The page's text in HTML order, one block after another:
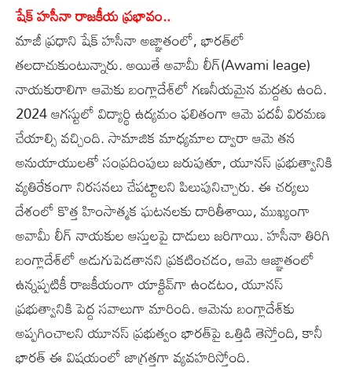
షేక్‌ హసీనా రాజకీయ ప్రభావం..
మాజీ ప్రధాని షేక్‌ హసీనా అజ్ఞాతంలో, భారత్‌లో
తలదాచుకుంటున్నారు. అయితే అవామీ లీగ్‌(Awami leage)
నాయకురాలిగా ఆమెకు బంగ్లాదేశ్‌లో గణనీయమైన మద్దతు ఉంది.
2024 ఆగస్టులో విద్యార్థి ఉద్యమం ఫలితంగా ఆమె పదవీ విరమణ
చేయాల్సి వచ్చింది. సామాజిక మాధ్యమాల ద్వారా ఆమె తన
అనుయాయులతో సంప్రదింపులు జరుపుతూ, యూనస్‌ ప్రభుత్వానికి
వ్యతిరేకంగా నిరసనలు చేపట్టాలని పిలుపునిచ్చారు. ఈ చర్యలు
దేశంలో కొత్త హింసాత్మక ఘటనలకు దారితీశాయి, ముఖ్యంగా
అవామీ లీగ్‌ నాయకుల ఆస్తులపై దాడులు జరిగాయి. హసీనా తిరిగి
బంగ్లాదేశ్‌లో అడుగుపెడతానని ప్రకటించడం, ఆమె ఆజ్ఞాతంలో
ఉన్నప్పటికీ రాజకీయంగా యాక్టివ్‌గా ఉండటం, యూనస్‌
ప్రభుత్వానికి పెద్ద సవాలుగా మారింది. ఆమెను బంగ్లాదేశ్‌కు
అప్పగించాలని యూనస్‌ ప్రభుత్వం భారత్‌పై ఒత్తిడి తెస్తోంది, కానీ
భారత్‌ ఈ విషయంలో జాగ్రత్తగా వ్యవహరిస్తోంది.